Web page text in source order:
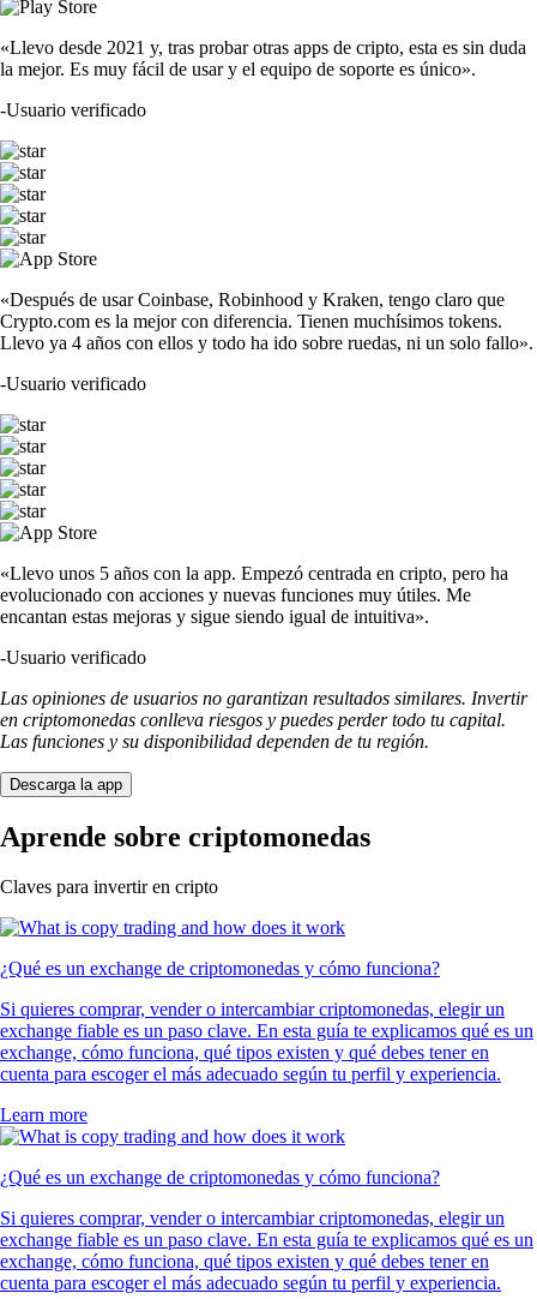
«Llevo desde 2021 y, tras probar otras apps de cripto, esta es sin duda
la mejor. Es muy fácil de usar y el equipo de soporte es único».
-Usuario verificado
«Después de usar Coinbase, Robinhood y Kraken, tengo claro que
Crypto.com es la mejor con diferencia. Tienen muchísimos tokens.
Llevo ya 4 años con ellos y todo ha ido sobre ruedas, ni un solo fallo».
-Usuario verificado
«Llevo unos 5 años con la app. Empezó centrada en cripto, pero ha
evolucionado con acciones y nuevas funciones muy útiles. Me
encantan estas mejoras y sigue siendo igual de intuitiva».
-Usuario verificado
Las opiniones de usuarios no garantizan resultados similares. Invertir
en criptomonedas conlleva riesgos y puedes perder todo tu capital.
Las funciones y su disponibilidad dependen de tu región.
Descarga la app
Aprende sobre criptomonedas
Claves para invertir en cripto
¿Qué es un exchange de criptomonedas y cómo funciona?
Si quieres comprar, vender o intercambiar criptomonedas, elegir un
exchange fiable es un paso clave. En esta guía te explicamos qué es un
exchange, cómo funciona, qué tipos existen y qué debes tener en
cuenta para escoger el más adecuado según tu perfil y experiencia.
Learn more
¿Qué es un exchange de criptomonedas y cómo funciona?
Si quieres comprar, vender o intercambiar criptomonedas, elegir un
exchange fiable es un paso clave. En esta guía te explicamos qué es un
exchange, cómo funciona, qué tipos existen y qué debes tener en
cuenta para escoger el más adecuado según tu perfil y experiencia.